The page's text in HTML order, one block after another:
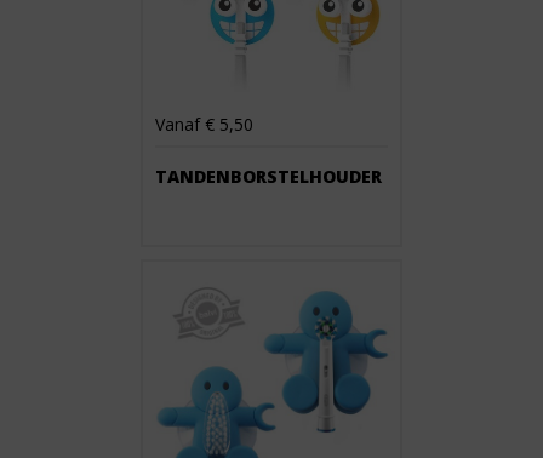
Vanaf € 5,50
TANDENBORSTELHOUDER